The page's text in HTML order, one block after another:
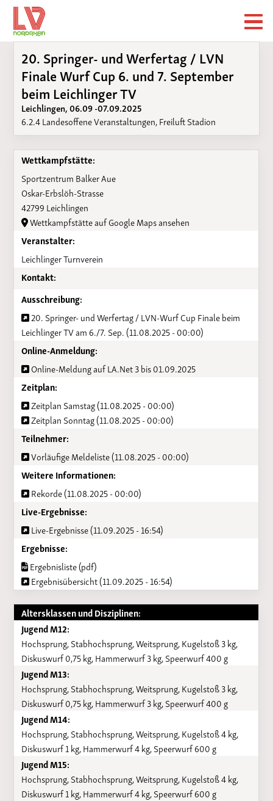
20. Springer- und Werfertag / LVN
Finale Wurf Cup 6. und 7. September
beim Leichlinger TV
Leichlingen, 06.09 -07.09.2025
6.2.4 Landesoffene Veranstaltungen, Freiluft Stadion
Wettkampfstätte:
Sportzentrum Balker Aue
Oskar-Erbslöh-Strasse
42799 Leichlingen
Wettkampfstätte auf Google Maps ansehen
Veranstalter:
Leichlinger Turnverein
Kontakt:
Ausschreibung:
20. Springer- und Werfertag / LVN-Wurf Cup Finale beim
Leichlinger TV am 6./7. Sep. (11.08.2025 - 00:00)
Online-Anmeldung:
Online-Meldung auf LA.Net 3 bis 01.09.2025
Zeitplan:
Zeitplan Samstag (11.08.2025 - 00:00)
Zeitplan Sonntag (11.08.2025 - 00:00)
Teilnehmer:
Vorläufige Meldeliste (11.08.2025 - 00:00)
Weitere Informationen:
Rekorde (11.08.2025 - 00:00)
Live-Ergebnisse:
Live-Ergebnisse (11.09.2025 - 16:54)
Ergebnisse:
Ergebnisliste (pdf)
Ergebnisübersicht (11.09.2025 - 16:54)
Altersklassen und Disziplinen:
Jugend M12:
Hochsprung, Stabhochsprung, Weitsprung, Kugelstoß 3 kg,
Diskuswurf 0,75 kg, Hammerwurf 3 kg, Speerwurf 400 g
Jugend M13:
Hochsprung, Stabhochsprung, Weitsprung, Kugelstoß 3 kg,
Diskuswurf 0,75 kg, Hammerwurf 3 kg, Speerwurf 400 g
Jugend M14:
Hochsprung, Stabhochsprung, Weitsprung, Kugelstoß 4 kg,
Diskuswurf 1 kg, Hammerwurf 4 kg, Speerwurf 600 g
Jugend M15:
Hochsprung, Stabhochsprung, Weitsprung, Kugelstoß 4 kg,
Diskuswurf 1 kg, Hammerwurf 4 kg, Speerwurf 600 g